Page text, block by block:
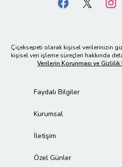
Çiçeksepeti olarak kişisel verilerinizin
kişisel veri işleme süreçleri hakkında
Verilerin Korunması ve Gizlilik
Faydalı Bilgiler
Kurumsal
İletişim
Özel Günler